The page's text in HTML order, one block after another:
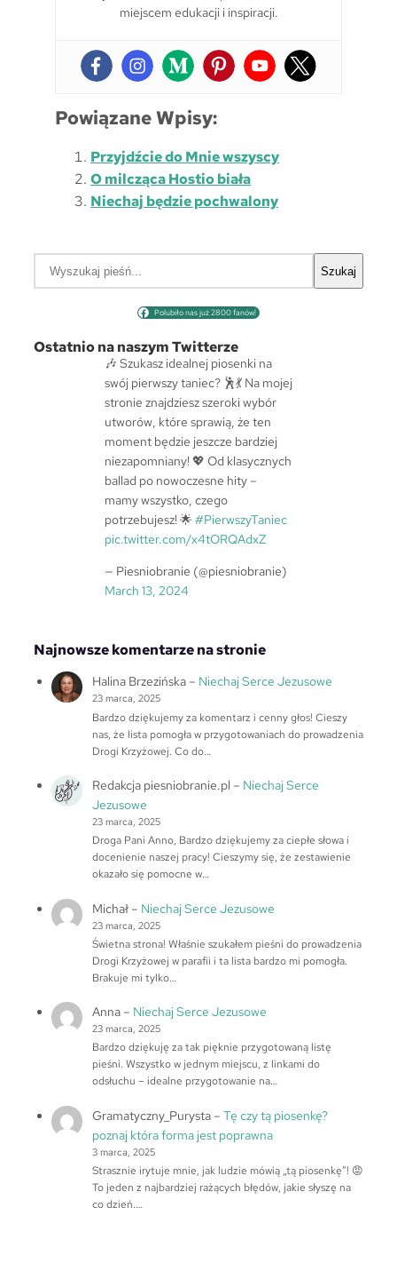
miejscem edukacji i inspiracji.
Powiązane Wpisy:
Przyjdźcie do Mnie wszyscy
O milcząca Hostio biała
Niechaj będzie pochwalony
a
Szukaj
Polubiło nas już 2800 fanów!
Ostatnio na naszym Twitterze
🎶 Szukasz idealnej piosenki na
swój pierwszy taniec? 🕺💃 Na mojej
stronie znajdziesz szeroki wybór
utworów, które sprawią, że ten
moment będzie jeszcze bardziej
niezapomniany! 💖 Od klasycznych
ballad po nowoczesne hity –
mamy wszystko, czego
potrzebujesz! 🌟 #PierwszyTaniec
pic.twitter.com/x4tORQAdxZ
— Piesniobranie (@piesniobranie)
March 13, 2024
Najnowsze komentarze na stronie
Halina Brzezińska– Niechaj Serce Jezusowe
23 marca, 2025
Bardzo dziękujemy za komentarz i cenny głos! Cieszy
nas, że lista pomogła w przygotowaniach do prowadzenia
Drogi Krzyżowej. Co do…
Redakcja piesniobranie.pl – Niechaj Serce
Jezusowe
23 marca, 2025
Droga Pani Anno, Bardzo dziękujemy za ciepłe słowa i
docenienie naszej pracy! Cieszymy się, że zestawienie
okazało się pomocne w…
Michał– Niechaj Serce Jezusowe
23 marca, 2025
Świetna strona! Właśnie szukałem pieśni do prowadzenia
Drogi Krzyżowej w parafii i ta lista bardzo mi pomogła.
Brakuje mi tylko…
Anna– Niechaj Serce Jezusowe
23 marca, 2025
Bardzo dziękuję za tak pięknie przygotowaną listę
pieśni. Wszystko w jednym miejscu, z linkami do
odsłuchu – idealne przygotowanie na…
Gramatyczny_Purysta– Tę czy tą piosenkę?
poznaj która forma jest poprawna
3 marca, 2025
Strasznie irytuje mnie, jak ludzie mówią „tą piosenkę”! 😡
To jeden z najbardziej rażących błędów, jakie słyszę na
co dzień.…